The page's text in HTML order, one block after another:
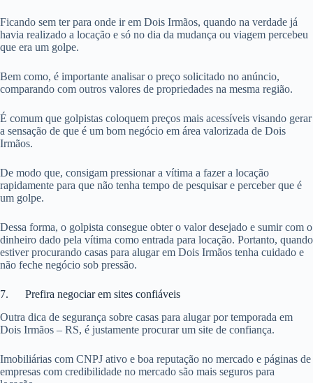
Ficando sem ter para onde ir em Dois Irmãos, quando na verdade já
havia realizado a locação e só no dia da mudança ou viagem percebeu
que era um golpe.
Bem como, é importante analisar o preço solicitado no anúncio,
comparando com outros valores de propriedades na mesma região.
É comum que golpistas coloquem preços mais acessíveis visando gerar
a sensação de que é um bom negócio em área valorizada de Dois
Irmãos.
De modo que, consigam pressionar a vítima a fazer a locação
rapidamente para que não tenha tempo de pesquisar e perceber que é
um golpe.
Dessa forma, o golpista consegue obter o valor desejado e sumir com o
dinheiro dado pela vítima como entrada para locação. Portanto, quando
estiver procurando casas para alugar em Dois Irmãos tenha cuidado e
não feche negócio sob pressão.
7. Prefira negociar em sites confiáveis
Outra dica de segurança sobre casas para alugar por temporada em
Dois Irmãos – RS, é justamente procurar um site de confiança.
Imobiliárias com CNPJ ativo e boa reputação no mercado e páginas de
empresas com credibilidade no mercado são mais seguros para